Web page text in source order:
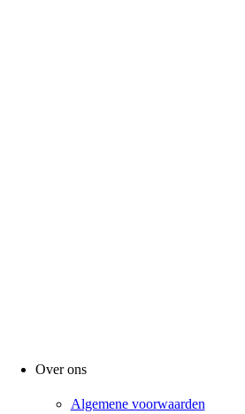
Over ons
Algemene voorwaarden